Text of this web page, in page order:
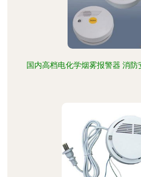
国内高档电化学烟雾报警器 消防